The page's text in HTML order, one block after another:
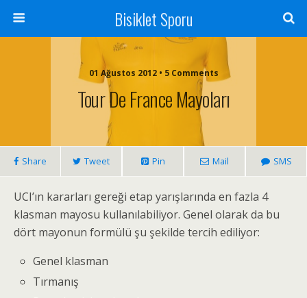
Bisiklet Sporu
01 Ağustos 2012 • 5 Comments
Tour De France Mayoları
Share Tweet Pin Mail SMS
UCI’ın kararları gereği etap yarışlarında en fazla 4
klasman mayosu kullanılabiliyor. Genel olarak da bu
dört mayonun formülü şu şekilde tercih ediliyor:
Genel klasman
Tırmanış